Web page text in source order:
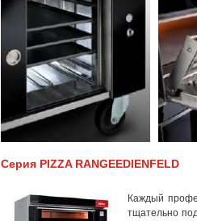
Серия PIZZA RANGEEDIENFELD
Каждый
тщательно